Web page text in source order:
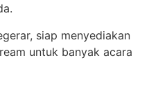
siap menyediakan
untuk banyak acara